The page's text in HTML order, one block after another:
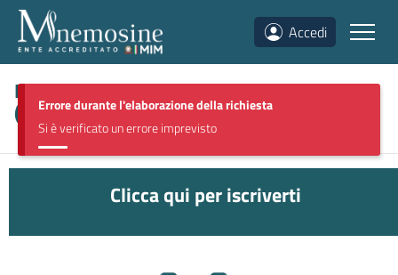
Accedi
Errore durante l'elaborazione della richiesta
Si è verificato un errore imprevisto
Discipline storico-linguistico-letterarie
( MUUM0326)
Clicca qui per iscriverti